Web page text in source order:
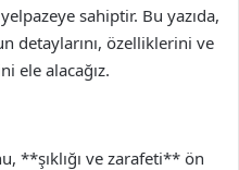
sahiptir. Bu yazıda,
detaylarını, özelliklerini ve
ele alacağız.
**şıklığı ve zarafeti** ön